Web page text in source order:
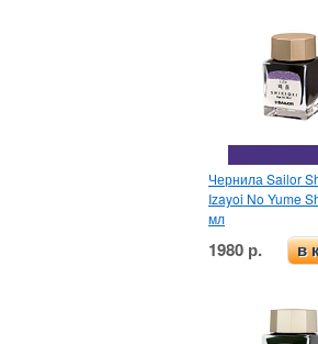
Чернила Sailor
Izayoi No Yume
мл
1980 р. в